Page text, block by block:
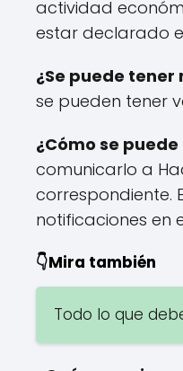
actividad
estar declarado
¿Se puede
se pueden tener
¿Cómo se
comunicarlo a
correspondiente.
notificaciones en
👇Mira también
Todo lo que